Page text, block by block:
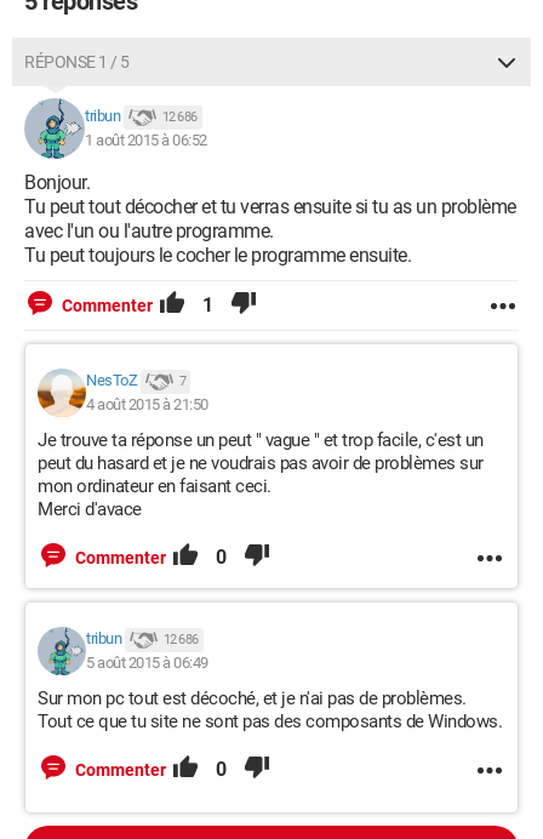
- igfxTray Module
- persistence Module
- Realtek Camera Man
- Synaptics TouchPad 64 - Bit Enhancements
--------------------------------------------------------------------------------
J'aimerais savoir lesquels il faudrait que je garde au
lancement de mon ordinateur et lesquels faudrait-il que je
désactive pour un lancement plus rapide.
Merci d'avance.
Cordialement,
RÉPONSE 1 / 5
tribun 12 686
1 août 2015 à 06:52
Bonjour.
Tu peut tout décocher et tu verras ensuite si tu as un problème
avec l'un ou l'autre programme.
Tu peut toujours le cocher le programme ensuite.
Commenter 1
NesToZ 7
4 août 2015 à 21:50
Je trouve ta réponse un peut " vague " et trop facile, c'est un
peut du hasard et je ne voudrais pas avoir de problèmes sur
mon ordinateur en faisant ceci.
Merci d'avace
Commenter 0
tribun 12 686
5 août 2015 à 06:49
Sur mon pc tout est décoché, et je n'ai pas de problèmes.
Tout ce que tu site ne sont pas des composants de Windows.
Commenter 0